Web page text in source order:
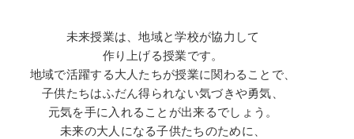
未来授業は、地域と学校が協力して
作り上げる授業です。
地域で活躍する大人たちが授業に関わることで、
子供たちはふだん得られない気づきや勇気、
元気を手に入れることが出来るでしょう。
未来の大人になる子供たちのために、